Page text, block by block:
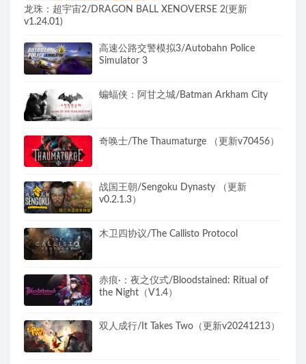
龙珠：超宇宙2/DRAGON BALL XENOVERSE 2(更新
v1.24.01)
高速公路交警模拟3/Autobahn Police
Simulator 3
蝙蝠侠：阿甘之城/Batman Arkham City
奇唤士/The Thaumaturge （更新v70456）
战国王朝/Sengoku Dynasty （更新
v0.2.1.3）
木卫四协议/The Callisto Protocol
赤痕·：夜之仪式/Bloodstained: Ritual of
the Night（V1.4）
双人成行/It Takes Two（更新v20241213）